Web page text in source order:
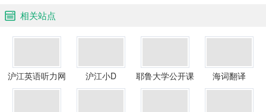
相关站点
沪江英语听力网 沪江小D 耶鲁大学公开课 海词翻译